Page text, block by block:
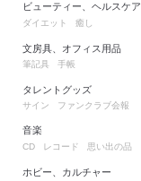
ビューティー、ヘルスケア
ダイエット 癒し
文房具、オフィス用品
筆記具 手帳
タレントグッズ
サイン ファンクラブ会報
音楽
CD レコード 思い出の品
ホビー、カルチャー